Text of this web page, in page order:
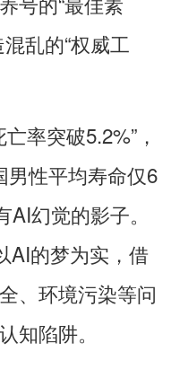
乱的“权威工
率突破5.2%”，
男性平均寿命仅6
幻觉的影子。
AI的梦为实，借
、环境污染等问
知陷阱。